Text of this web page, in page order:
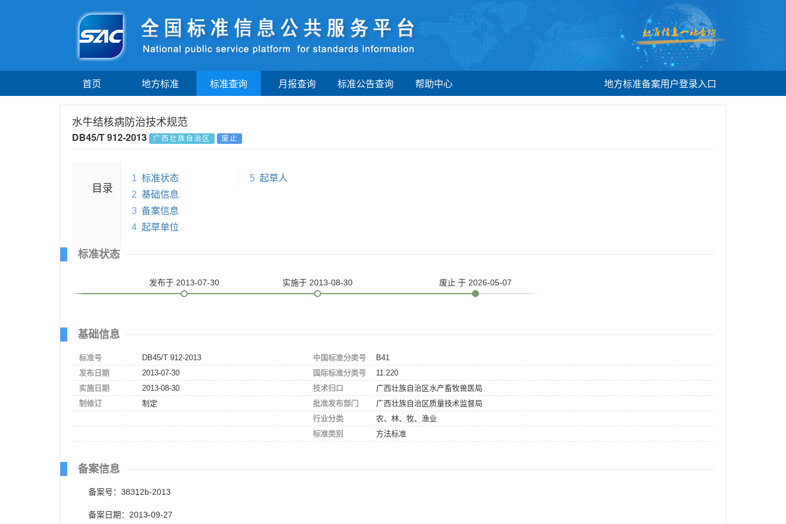
首页 地方标准 标准查询 月报查询 标准公告查询 帮助中心 地方标准备案用户登录入口
水牛结核病防治技术规范
DB45/T 912-2013 广西壮族自治区 废止
目录
1 标准状态
2 基础信息
3 备案信息
4 起草单位
5 起草人
标准状态
发布于 2013-07-30 实施于 2013-08-30 废止 于 2026-05-07
基础信息
标准号
DB45/T 912-2013
发布日期
2013-07-30
实施日期
2013-08-30
制修订
制定
中国标准分类号
B41
国际标准分类号
11.220
技术归口
广西壮族自治区水产畜牧兽医局
批准发布部门
广西壮族自治区质量技术监督局
行业分类
农、林、牧、渔业
标准类别
方法标准
备案信息
备案号：38312b-2013
备案日期：2013-09-27